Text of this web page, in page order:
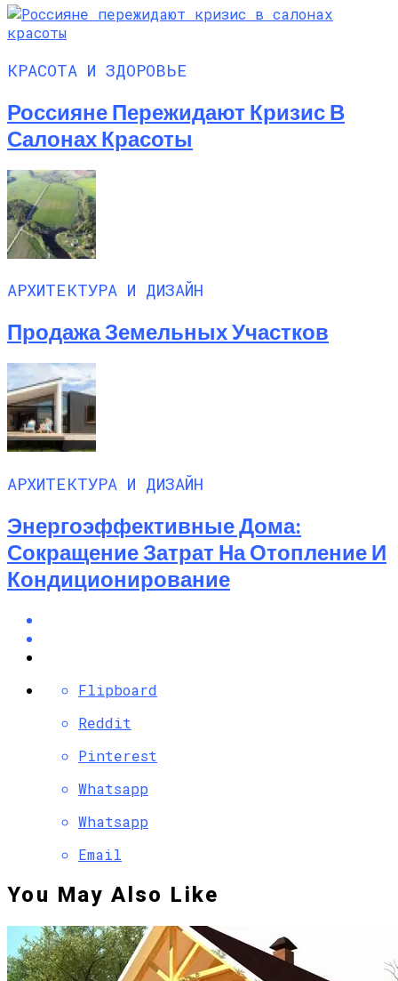
КРАСОТА И ЗДОРОВЬЕ
Россияне Пережидают Кризис В
Салонах Красоты
АРХИТЕКТУРА И ДИЗАЙН
Продажа Земельных Участков
АРХИТЕКТУРА И ДИЗАЙН
Энергоэффективные Дома:
Сокращение Затрат На Отопление И
Кондиционирование
Flipboard
Reddit
Pinterest
Whatsapp
Whatsapp
Email
You May Also Like